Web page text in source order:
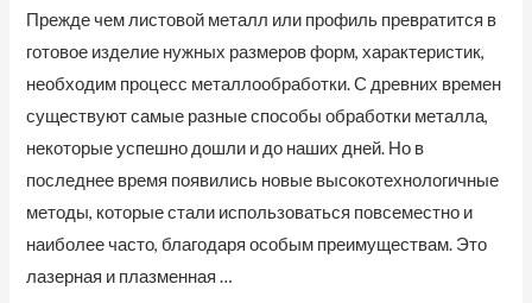
Прежде чем листовой металл или профиль превратится в
готовое изделие нужных размеров форм, характеристик,
необходим процесс металлообработки. С древних времен
существуют самые разные способы обработки металла,
некоторые успешно дошли и до наших дней. Но в
последнее время появились новые высокотехнологичные
методы, которые стали использоваться повсеместно и
наиболее часто, благодаря особым преимуществам. Это
лазерная и плазменная …